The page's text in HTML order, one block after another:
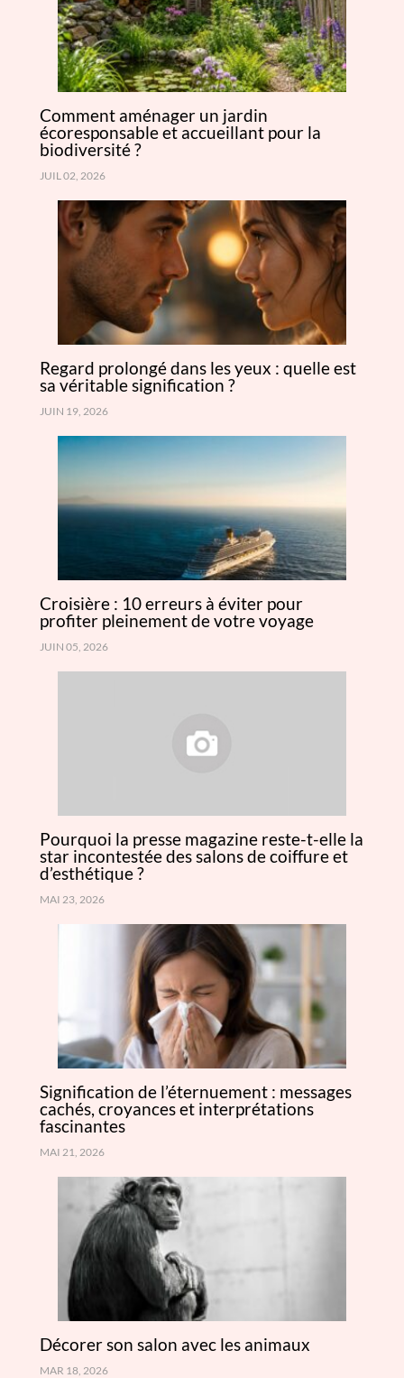
Comment aménager un jardin
écoresponsable et accueillant pour la
biodiversité ?
JUIL 02, 2026
Regard prolongé dans les yeux : quelle est
sa véritable signification ?
JUIN 19, 2026
Croisière : 10 erreurs à éviter pour
profiter pleinement de votre voyage
JUIN 05, 2026
Pourquoi la presse magazine reste-t-elle la
star incontestée des salons de coiffure et
d’esthétique ?
MAI 23, 2026
Signification de l’éternuement : messages
cachés, croyances et interprétations
fascinantes
MAI 21, 2026
Décorer son salon avec les animaux
MAR 18, 2026